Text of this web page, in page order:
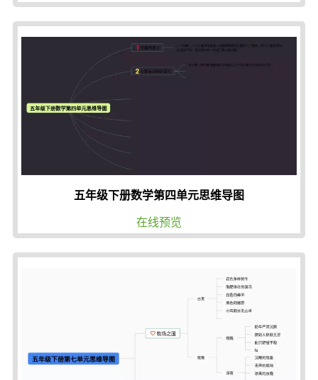
五年级下册数学第四单元思维导图
在线预览